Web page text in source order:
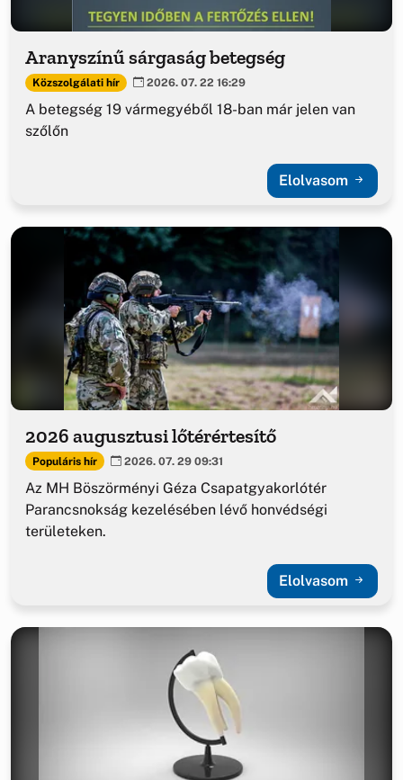
Aranyszínű sárgaság betegség
Közszolgálati hír 2026. 07. 22 16:29
A betegség 19 vármegyéből 18-ban már jelen van
szőlőn
Elolvasom
2026 augusztusi lőtérértesítő
Populáris hír 2026. 07. 29 09:31
Az MH Böszörményi Géza Csapatgyakorlótér
Parancsnokság kezelésében lévő honvédségi
területeken.
Elolvasom